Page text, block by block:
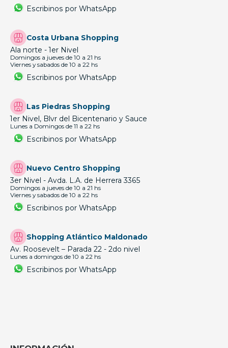
Escribinos por WhatsApp
Costa Urbana Shopping
Ala norte - 1er Nivel
Domingos a jueves de 10 a 21 hs
Viernes y sabados de 10 a 22 hs
Escribinos por WhatsApp
Las Piedras Shopping
1er Nivel, Blvr del Bicentenario y Sauce
Lunes a Domingos de 11 a 22 hs
Escribinos por WhatsApp
Nuevo Centro Shopping
3er Nivel - Avda. L.A. de Herrera 3365
Domingos a jueves de 10 a 21 hs
Viernes y sabados de 10 a 22 hs
Escribinos por WhatsApp
Shopping Atlántico Maldonado
Av. Roosevelt – Parada 22 - 2do nivel
Lunes a domingos de 10 a 22 hs
Escribinos por WhatsApp